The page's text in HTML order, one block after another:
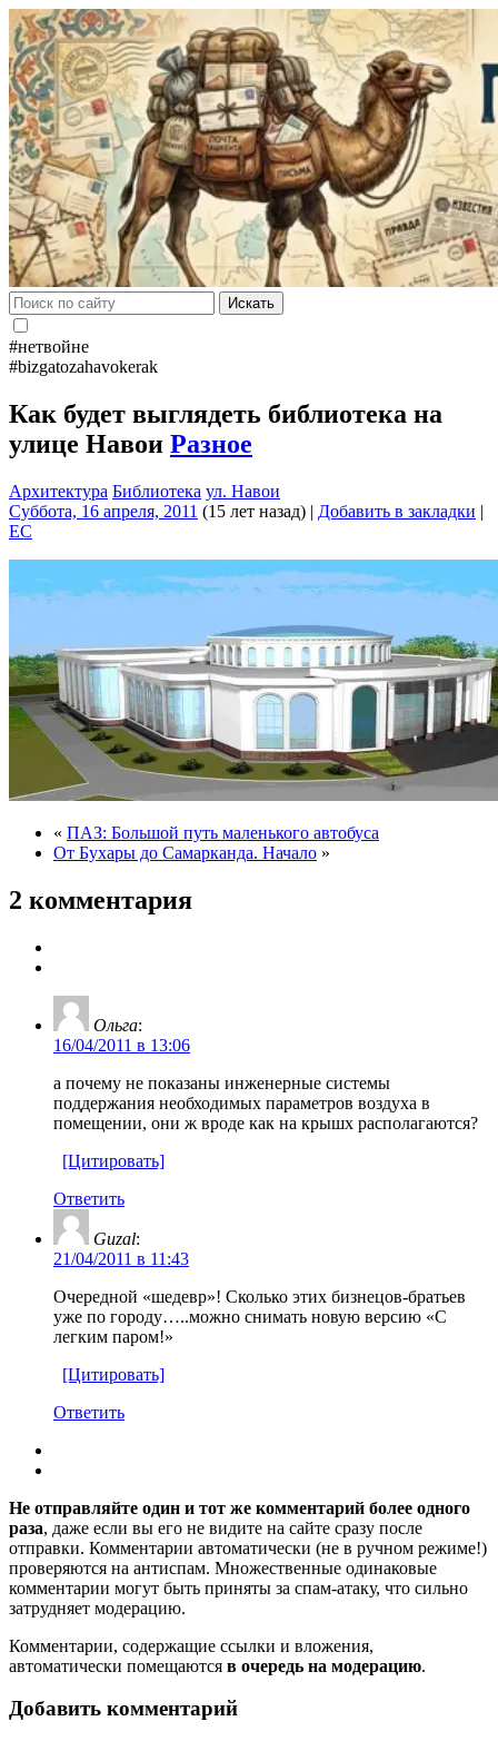
Искать
#нетвойне
#bizgatozahavokerak
Как будет выглядеть библиотека на
улице Навои Разное
Архитектура Библиотека ул. Навои
Суббота, 16 апреля, 2011 (15 лет назад) | Добавить в закладки |
EC
« ПАЗ: Большой путь маленького автобуса
От Бухары до Самарканда. Начало »
2 комментария
Ольга:
16/04/2011 в 13:06
а почему не показаны инженерные системы
поддержания необходимых параметров воздуха в
помещении, они ж вроде как на крышх располагаются?
[Цитировать]
Ответить
Guzal:
21/04/2011 в 11:43
Очередной «шедевр»! Сколько этих бизнецов-братьев
уже по городу…..можно снимать новую версию «С
легким паром!»
[Цитировать]
Ответить
Не отправляйте один и тот же комментарий более одного
раза, даже если вы его не видите на сайте сразу после
отправки. Комментарии автоматически (не в ручном режиме!)
проверяются на антиспам. Множественные одинаковые
комментарии могут быть приняты за спам-атаку, что сильно
затрудняет модерацию.
Комментарии, содержащие ссылки и вложения,
автоматически помещаются в очередь на модерацию.
Добавить комментарий